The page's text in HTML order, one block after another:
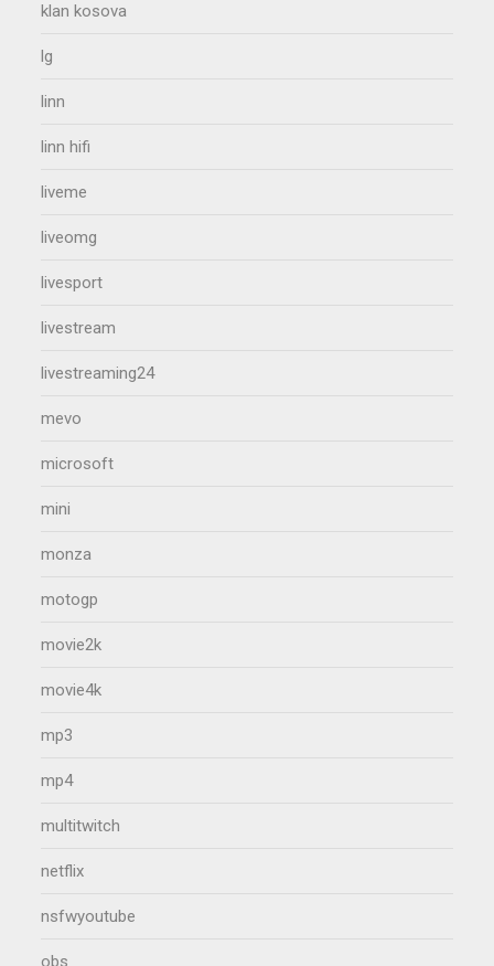
klan kosova
lg
linn
linn hifi
liveme
liveomg
livesport
livestream
livestreaming24
mevo
microsoft
mini
monza
motogp
movie2k
movie4k
mp3
mp4
multitwitch
netflix
nsfwyoutube
obs